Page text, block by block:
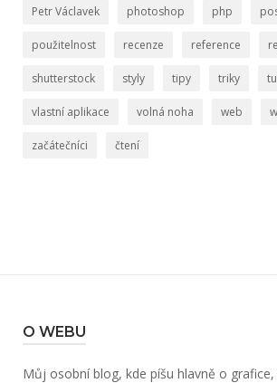
Petr Václavek photoshop php
použitelnost recenze reference
shutterstock styly tipy triky
vlastní aplikace volná noha web
začátečníci čtení
O WEBU
Můj osobní blog, kde píšu hlavně o